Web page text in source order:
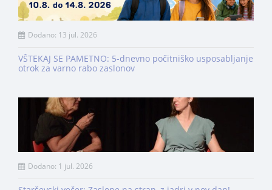
Dodano: 13 jul. 2026
VŠTEKAJ SE PAMETNO: 5-dnevno počitniško usposabljanje
otrok za varno rabo zaslonov
Dodano: 1 jul. 2026